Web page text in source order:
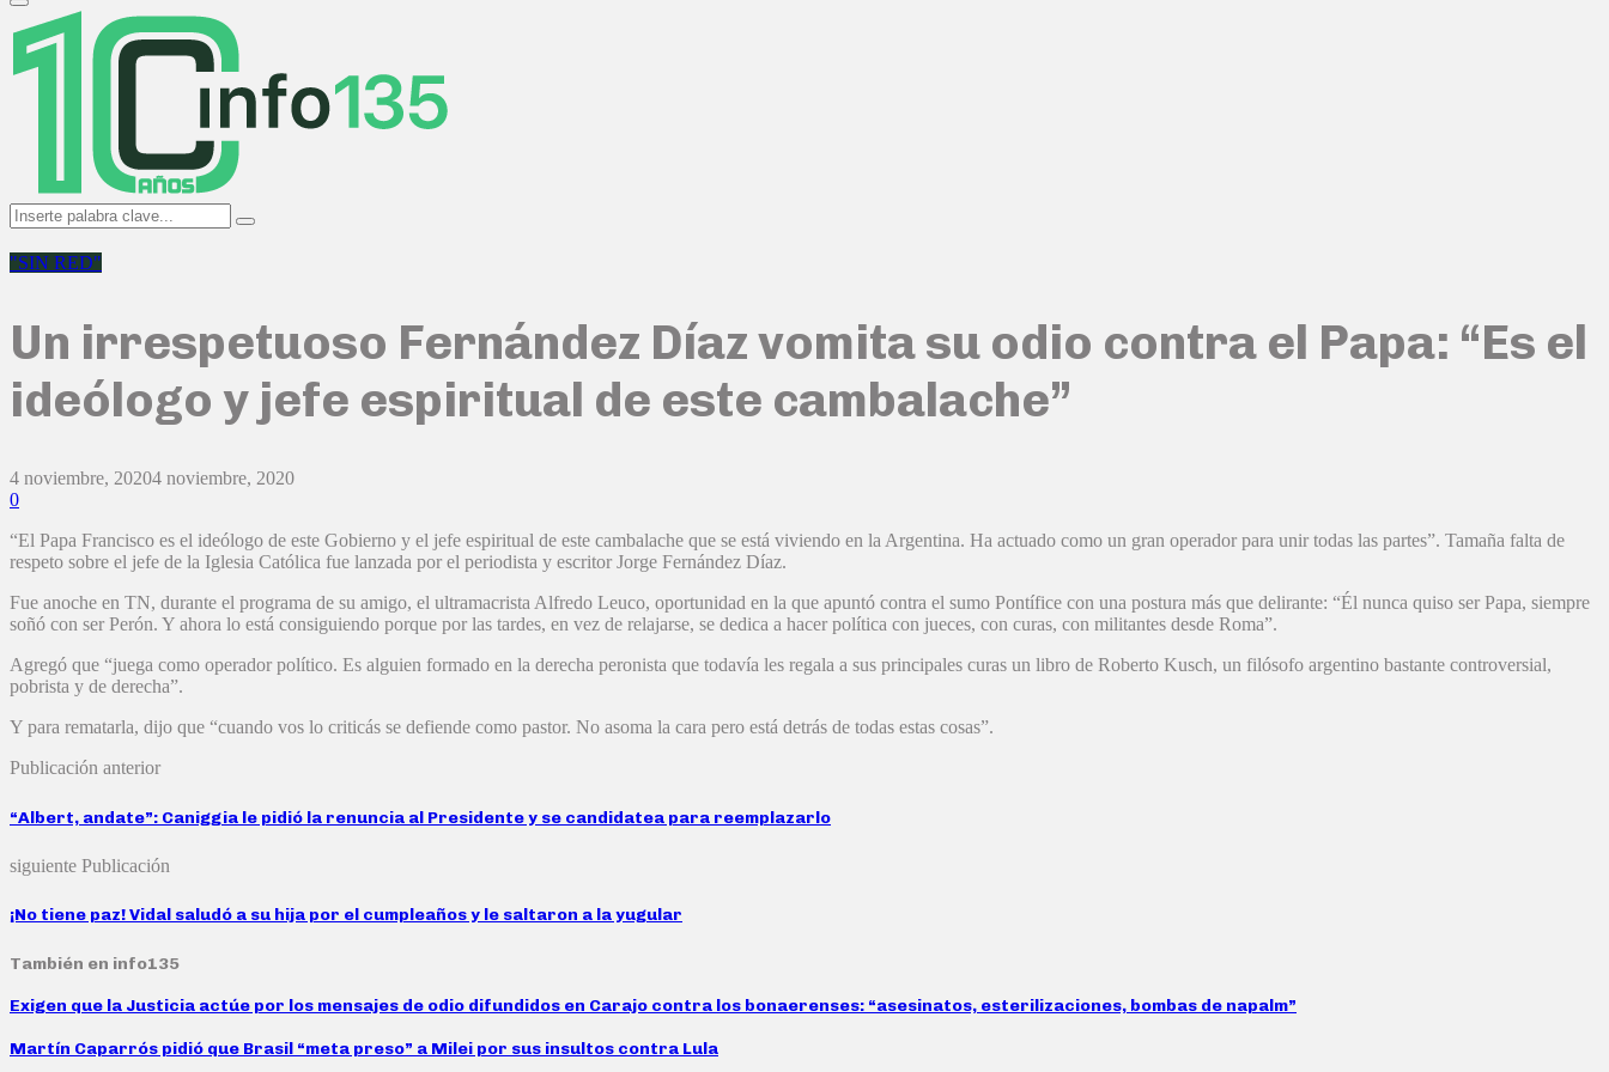
Primary
Menu
Search
for:
Search
"SIN RED"
Un irrespetuoso Fernández Díaz vomita su odio contra el Papa: “Es el
ideólogo y jefe espiritual de este cambalache”
4 noviembre, 20204 noviembre, 2020
0
“El Papa Francisco es el ideólogo de este Gobierno y el jefe espiritual de este cambalache que se está viviendo en la Argentina. Ha actuado como un gran operador para unir todas las partes”. Tamaña falta de
respeto sobre el jefe de la Iglesia Católica fue lanzada por el periodista y escritor Jorge Fernández Díaz.
Fue anoche en TN, durante el programa de su amigo, el ultramacrista Alfredo Leuco, oportunidad en la que apuntó contra el sumo Pontífice con una postura más que delirante: “Él nunca quiso ser Papa, siempre
soñó con ser Perón. Y ahora lo está consiguiendo porque por las tardes, en vez de relajarse, se dedica a hacer política con jueces, con curas, con militantes desde Roma”.
Agregó que “juega como operador político. Es alguien formado en la derecha peronista que todavía les regala a sus principales curas un libro de Roberto Kusch, un filósofo argentino bastante controversial,
pobrista y de derecha”.
Y para rematarla, dijo que “cuando vos lo criticás se defiende como pastor. No asoma la cara pero está detrás de todas estas cosas”.
Publicación anterior
“Albert, andate”: Caniggia le pidió la renuncia al Presidente y se candidatea para reemplazarlo
siguiente Publicación
¡No tiene paz! Vidal saludó a su hija por el cumpleaños y le saltaron a la yugular
También en info135
Exigen que la Justicia actúe por los mensajes de odio difundidos en Carajo contra los bonaerenses: “asesinatos, esterilizaciones, bombas de napalm”
Martín Caparrós pidió que Brasil “meta preso” a Milei por sus insultos contra Lula